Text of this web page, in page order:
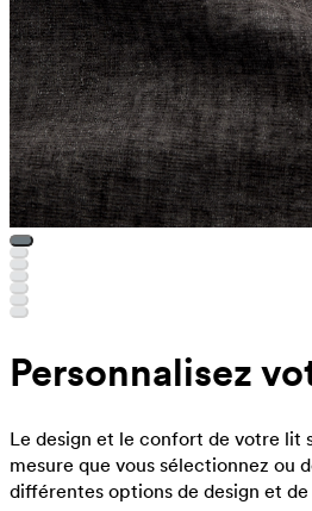
Personnalisez
Le design et le confort de votre lit
mesure que vous sélectionnez ou
différentes options de design et